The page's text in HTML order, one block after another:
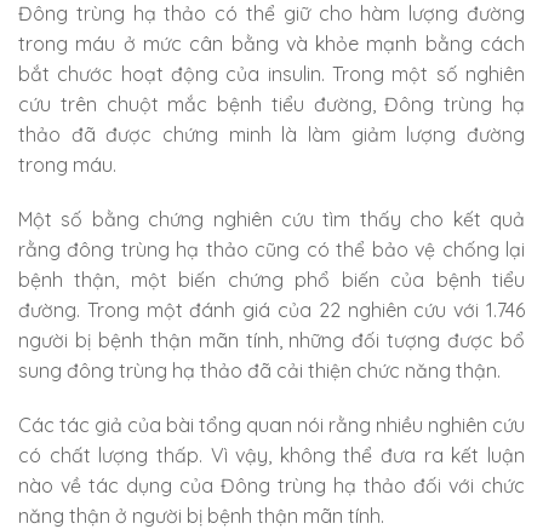
Đông trùng hạ thảo có thể giữ cho hàm lượng đường
trong máu ở mức cân bằng và khỏe mạnh bằng cách
bắt chước hoạt động của insulin. Trong một số nghiên
cứu trên chuột mắc bệnh tiểu đường, Đông trùng hạ
thảo đã được chứng minh là làm giảm lượng đường
trong máu.
Một số bằng chứng nghiên cứu tìm thấy cho kết quả
rằng đông trùng hạ thảo cũng có thể bảo vệ chống lại
bệnh thận, một biến chứng phổ biến của bệnh tiểu
đường. Trong một đánh giá của 22 nghiên cứu với 1.746
người bị bệnh thận mãn tính, những đối tượng được bổ
sung đông trùng hạ thảo đã cải thiện chức năng thận.
Các tác giả của bài tổng quan nói rằng nhiều nghiên cứu
có chất lượng thấp. Vì vậy, không thể đưa ra kết luận
nào về tác dụng của Đông trùng hạ thảo đối với chức
năng thận ở người bị bệnh thận mãn tính.